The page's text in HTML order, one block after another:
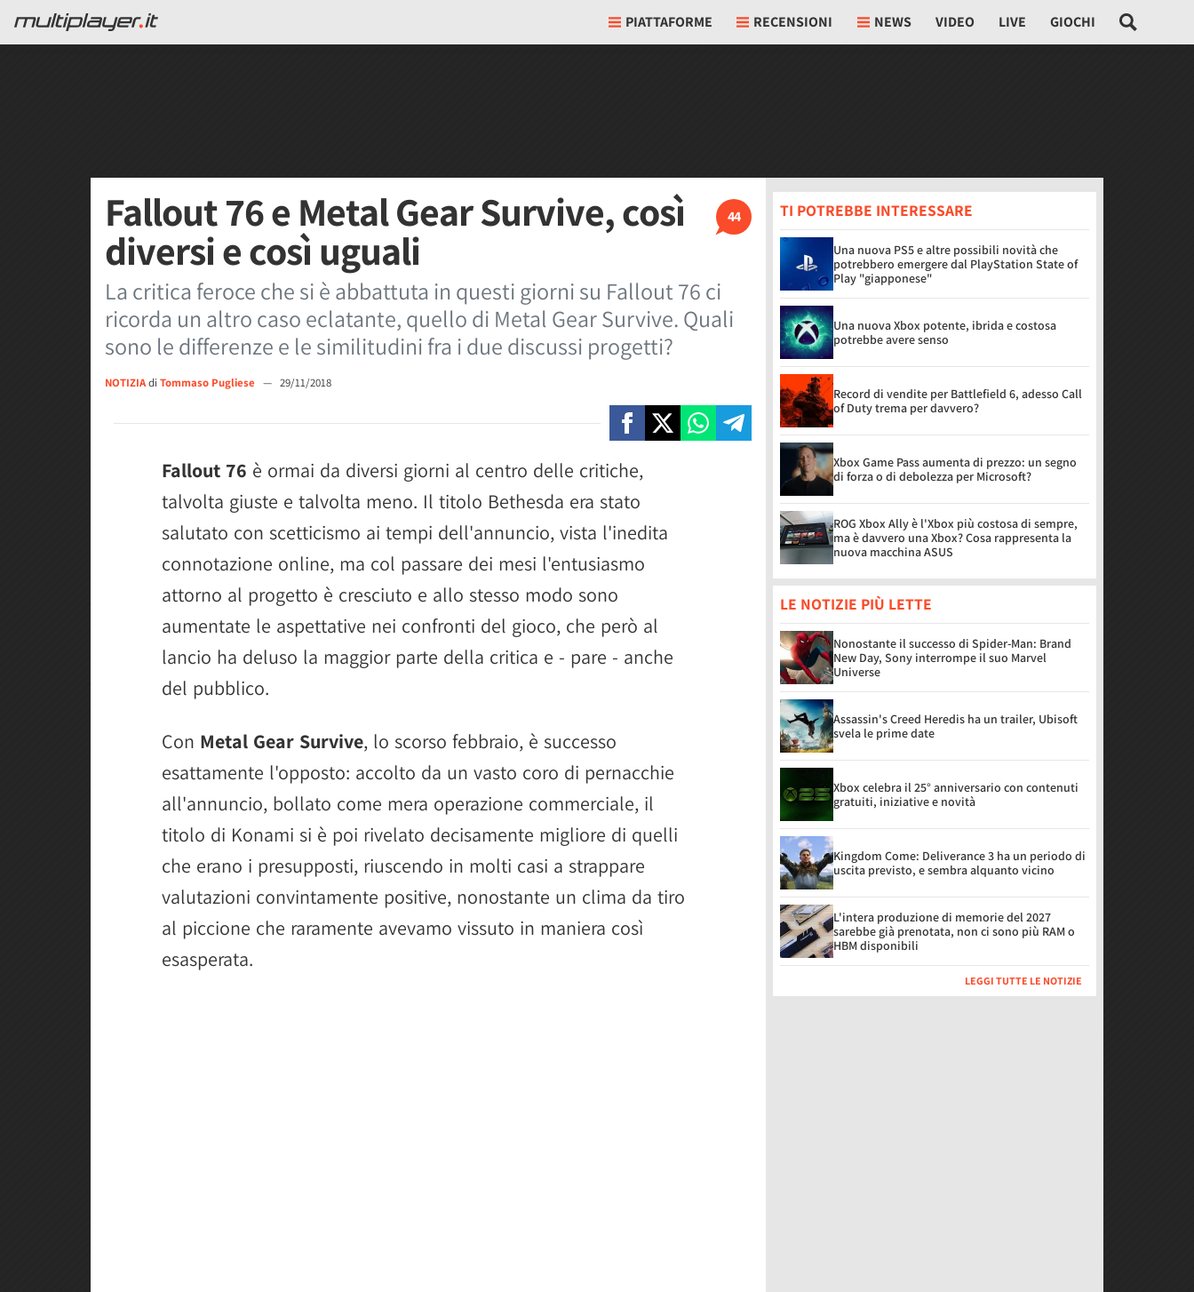
PIATTAFORME RECENSIONI NEWS VIDEO LIVE GIOCHI
44
Fallout 76 e Metal Gear Survive, così
diversi e così uguali
La critica feroce che si è abbattuta in questi giorni su Fallout 76 ci
ricorda un altro caso eclatante, quello di Metal Gear Survive. Quali
sono le differenze e le similitudini fra i due discussi progetti?
NOTIZIAdi Tommaso Pugliese — 29/11/2018
Fallout 76 è ormai da diversi giorni al centro delle critiche,
talvolta giuste e talvolta meno. Il titolo Bethesda era stato
salutato con scetticismo ai tempi dell'annuncio, vista l'inedita
connotazione online, ma col passare dei mesi l'entusiasmo
attorno al progetto è cresciuto e allo stesso modo sono
aumentate le aspettative nei confronti del gioco, che però al
lancio ha deluso la maggior parte della critica e - pare - anche
del pubblico.
Con Metal Gear Survive, lo scorso febbraio, è successo
esattamente l'opposto: accolto da un vasto coro di pernacchie
all'annuncio, bollato come mera operazione commerciale, il
titolo di Konami si è poi rivelato decisamente migliore di quelli
che erano i presupposti, riuscendo in molti casi a strappare
valutazioni convintamente positive, nonostante un clima da tiro
al piccione che raramente avevamo vissuto in maniera così
esasperata.
TI POTREBBE INTERESSARE
Una nuova PS5 e altre possibili novità che
potrebbero emergere dal PlayStation State of
Play "giapponese"
Una nuova Xbox potente, ibrida e costosa
potrebbe avere senso
Record di vendite per Battlefield 6, adesso Call
of Duty trema per davvero?
Xbox Game Pass aumenta di prezzo: un segno
di forza o di debolezza per Microsoft?
ROG Xbox Ally è l'Xbox più costosa di sempre,
ma è davvero una Xbox? Cosa rappresenta la
nuova macchina ASUS
LE NOTIZIE PIÙ LETTE
Nonostante il successo di Spider-Man: Brand
New Day, Sony interrompe il suo Marvel
Universe
Assassin's Creed Heredis ha un trailer, Ubisoft
svela le prime date
Xbox celebra il 25° anniversario con contenuti
gratuiti, iniziative e novità
Kingdom Come: Deliverance 3 ha un periodo di
uscita previsto, e sembra alquanto vicino
L'intera produzione di memorie del 2027
sarebbe già prenotata, non ci sono più RAM o
HBM disponibili
LEGGI TUTTE LE NOTIZIE